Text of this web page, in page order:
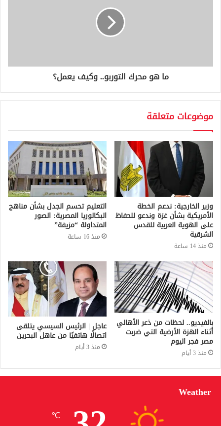
ما هو محرك التوربو.. وكيف يعمل؟
موضوعات متعلقة
وزير الخارجية: ندعم الخطة
الأمريكية بشأن غزة وندعو للحفاظ
على الهوية العربية للقدس
الشرقية
منذ 14 ساعة
التعليم تحسم الجدل بشأن مناهج
البكالوريا المصرية: الصور
المتداولة “مزيفة”
منذ 16 ساعة
بالفيديو.. لحظات من ذعر الأهالي
أثناء الهزة الأرضية التي ضربت
مصر فجر اليوم
منذ 3 أيام
عاجل | الرئيس السيسي يتلقى
اتصالًا هاتفيًا من عاهل البحرين
منذ 3 أيام
Weather
℃